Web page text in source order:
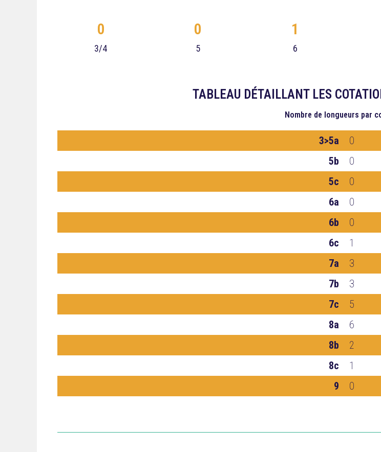
3/4
0
5
0
6
1
TABLEAU DÉTAILLANT LES
Nombre de longueurs par
3>5a
0
5b
0
5c
0
6a
0
6b
0
6c
1
7a
3
7b
3
7c
5
8a
6
8b
2
8c
1
9
0